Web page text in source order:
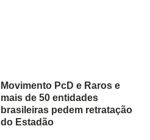
Movimento PcD e Raros e
mais de 50 entidades
brasileiras pedem retratação
do Estadão